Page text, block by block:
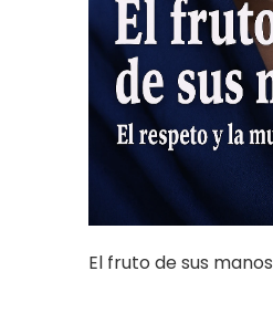
El fruto de sus manos